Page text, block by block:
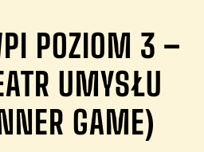
POZIOM 3 –
UMYSŁU
GAME)